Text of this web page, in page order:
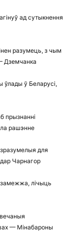
ад сутыкнення
разумець, з чым
Дземчанка
ў Беларусі,
прызнанні
рашэнне
для
Чарнагор
замежжа, лічыць
— Мінабароны